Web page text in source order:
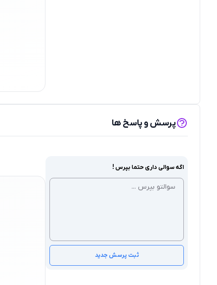
پرسش و پاسخ ها
اگه سوالی داری حتما بپرس !
ثبت پرسش جدید